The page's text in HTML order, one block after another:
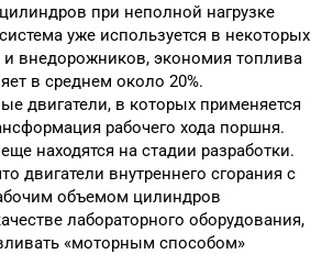
при неполной нагрузке
уже используется в некоторых
и внедорожников, экономия топлива
в среднем около 20%.
двигатели, в которых применяется
рабочего хода поршня.
находятся на стадии разработки.
двигатели внутреннего сгорания с
объемом цилиндров
лабораторного оборудования,
«моторным способом»